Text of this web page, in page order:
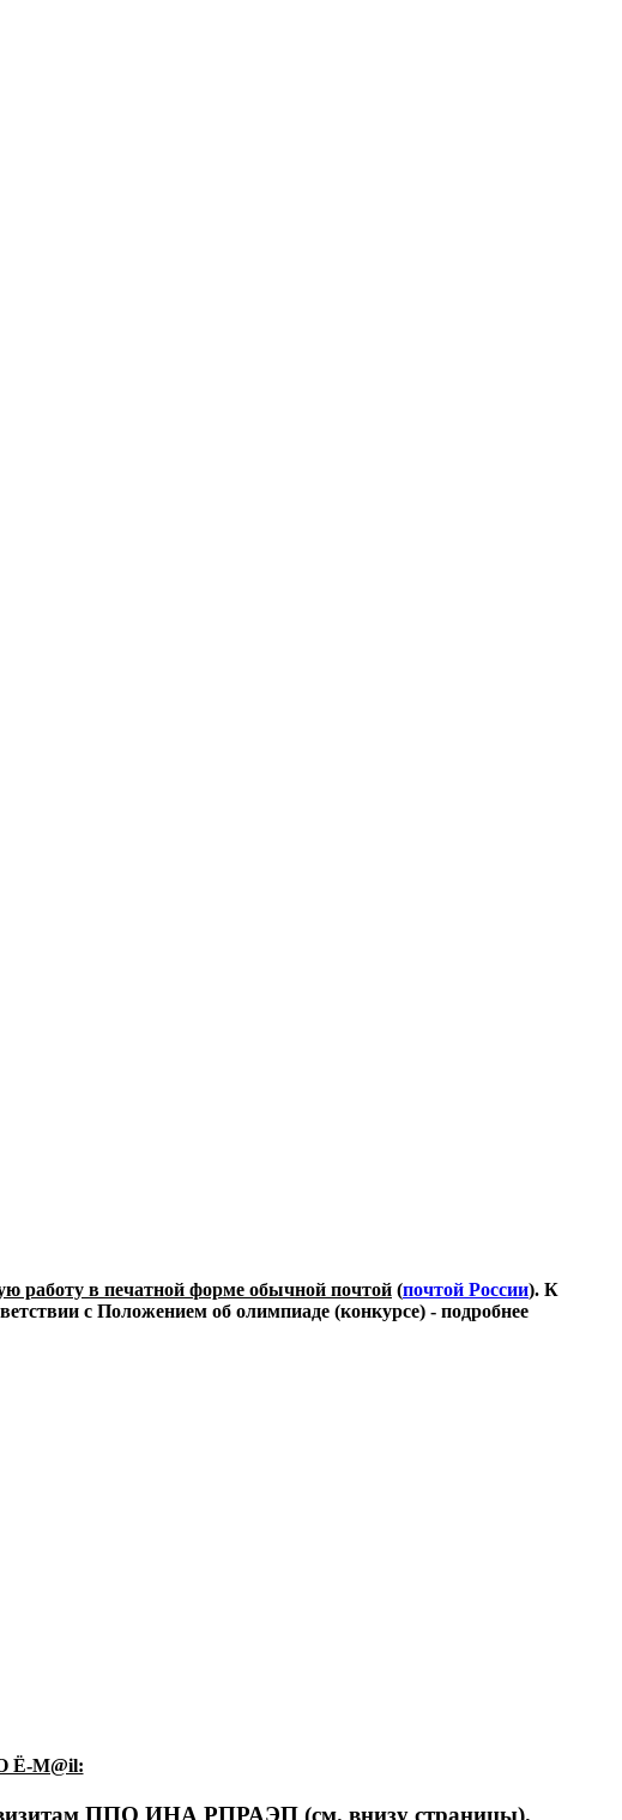
работу в печатной форме обычной почтой (почтой России). К
с Положением об олимпиаде (конкурсе) - подробнее
Ё-М@il:
ППО ИНА РПРАЭП (см. внизу страницы).